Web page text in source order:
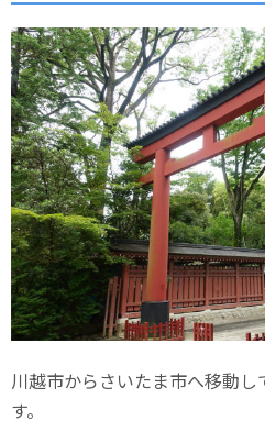
川越市からさいたま市へ移動
す。